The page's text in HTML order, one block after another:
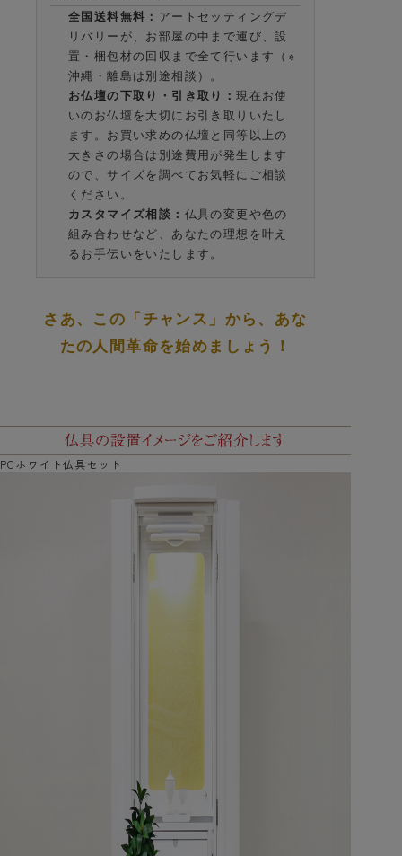
全国送料無料： アートセッティングデ
リバリーが、お部屋の中まで運び、設
置・梱包材の回収まで全て行います（※
沖縄・離島は別途相談）。
お仏壇の下取り・引き取り：現在お使
いのお仏壇を大切にお引き取りいたし
ます。お買い求めの仏壇と同等以上の
大きさの場合は別途費用が発生します
ので、サイズを調べてお気軽にご相談
ください。
カスタマイズ相談： 仏具の変更や色の
組み合わせなど、あなたの理想を叶え
るお手伝いをいたします。
さあ、この「チャンス」から、あな
たの人間革命を始めましょう！
PCホワイト仏具セット